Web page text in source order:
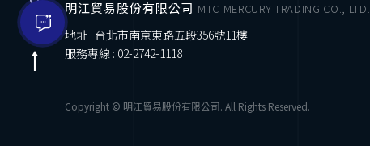
明江貿易股份有限公司 MTC-MERCURY TRADING CO., LTD.
地址 : 台北市南京東路五段356號11樓
服務專線 : 02-2742-1118
Copyright © 明江貿易股份有限公司. All Rights Reserved.